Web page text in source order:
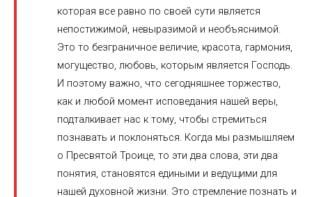
которая все равно по своей сути является
непостижимой, невыразимой и необъяснимой.
Это то безграничное величие, красота, гармония,
могущество, любовь, которым является Господь.
И поэтому важно, что сегодняшнее торжество,
как и любой момент исповедания нашей веры,
подталкивает нас к тому, чтобы стремиться
познавать и поклоняться. Когда мы размышляем
о Пресвятой Троице, то эти два слова, эти два
понятия, становятся едиными и ведущими для
нашей духовной жизни. Это стремление познать и